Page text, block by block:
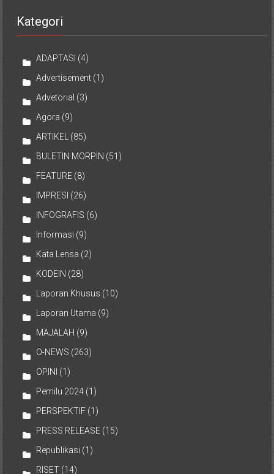
Kategori
ADAPTASI (4)
Advertisement (1)
Advetorial (3)
Agora (9)
ARTIKEL
(85)
BULETIN MORPIN (51)
FEATURE (8)
IMPRESI (26)
INFOGRAFIS (6)
Informasi (9)
Kata Lensa (2)
KODEIN (28)
Laporan Khusus (10)
Laporan Utama (9)
MAJALAH (9)
O-NEWS (263)
OPINI (1)
Pemilu 2024 (1)
PERSPEKTIF (1)
PRESS RELEASE (15)
Republikasi (1)
RISET (14)